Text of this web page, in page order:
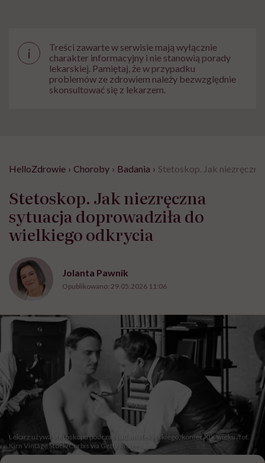
i
Treści zawarte w serwisie mają wyłącznie
charakter informacyjny i nie stanowią porady
lekarskiej. Pamiętaj, że w przypadku
problemów ze zdrowiem należy bezwzględnie
skonsultować się z lekarzem.
HelloZdrowie › Choroby › Badania › Stetoskop. Jak
Stetoskop. Jak niezręczna
sytuacja doprowadziła do
wielkiego odkrycia
Jolanta Pawnik
Opublikowano: 29.05.2026 11:06
Lekarz używa stetoskopu podczas badania lekarskiego, koniec XIX wieku /fot.
Kirn Vintage Stock/Corbis via Getty Images